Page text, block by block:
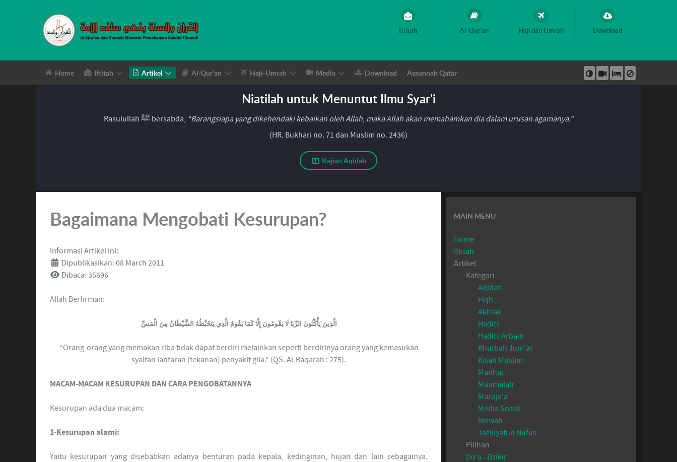
Iftitah Al-Qur'an Haji dan Umrah Download
Home Iftitah Artikel Al-Qur'an Haji-Umrah Media Download Assunnah Qatar
Niatilah untuk Menuntut Ilmu Syar'i
Rasulullah ﷺ bersabda, “Barangsiapa yang dikehendaki kebaikan oleh Allah, maka Allah akan memahamkan dia dalam urusan agamanya.”
(HR. Bukhari no. 71 dan Muslim no. 2436)
Kajian Aqidah
Bagaimana Mengobati Kesurupan?
Informasi Artikel ini:
Dipublikasikan: 08 March 2011
Dibaca: 35696
Allah Berfirman:
الَّذِينَ يَأْكُلُونَ الرِّبَا لَا يَقُومُونَ إِلَّا كَمَا يَقُومُ الَّذِي يَتَخَبَّطُهُ الشَّيْطَانُ مِنَ الْمَسِّ
“Orang-orang yang memakan riba tidak dapat berdiri melainkan seperti berdirinya orang yang kemasukan
syaitan lantaran (tekanan) penyakit gila.” (QS. Al-Baqarah : 275).
MACAM-MACAM KESURUPAN DAN CARA PENGOBATANNYA
Kesurupan ada dua macam:
1-Kesurupan alami:
Yaitu kesurupan yang disebabkan adanya benturan pada kepala, kedinginan, hujan dan lain sebagainya.
MAIN MENU
Home
Iftitah
Artikel
Kategori
Aqidah
Fiqh
Akhlak
Hadits
Hadits Arbain
Khutbah Jum'at
Kisah Muslim
Manhaj
Muamalah
Muraja'a
Media Sosial
Niswah
Tazkiyatun Nufus
Pilihan
Do'a - Dzikir